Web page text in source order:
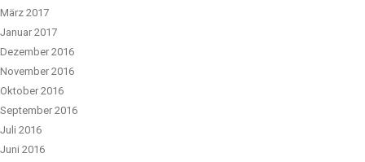
März 2017
Januar 2017
Dezember 2016
November 2016
Oktober 2016
September 2016
Juli 2016
Juni 2016